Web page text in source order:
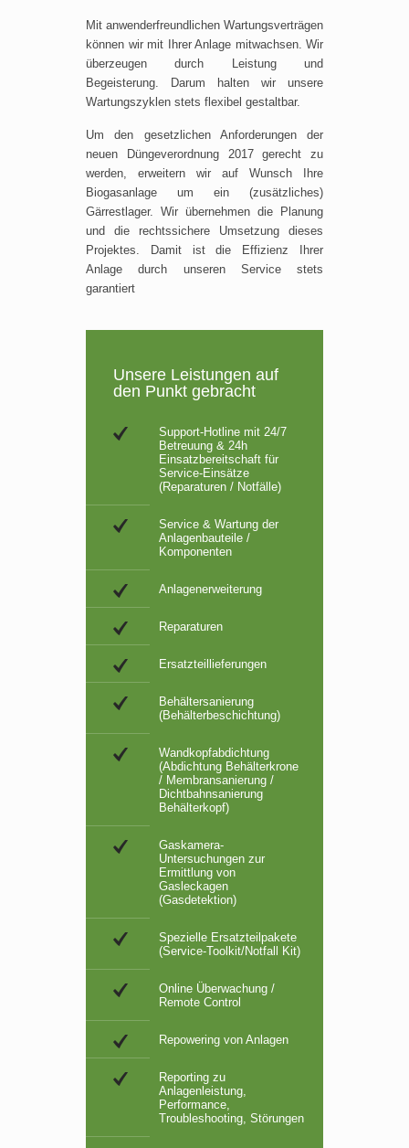
Mit anwenderfreundlichen Wartungsverträgen
können wir mit Ihrer Anlage mitwachsen. Wir
überzeugen durch Leistung und
Begeisterung. Darum halten wir unsere
Wartungszyklen stets flexibel gestaltbar.
Um den gesetzlichen Anforderungen der
neuen Düngeverordnung 2017 gerecht zu
werden, erweitern wir auf Wunsch Ihre
Biogasanlage um ein (zusätzliches)
Gärrestlager. Wir übernehmen die Planung
und die rechtssichere Umsetzung dieses
Projektes. Damit ist die Effizienz Ihrer
Anlage durch unseren Service stets
garantiert
Unsere Leistungen auf
den Punkt gebracht
Support-Hotline mit 24/7
Betreuung & 24h
Einsatzbereitschaft für
Service-Einsätze
(Reparaturen / Notfälle)
Service & Wartung der
Anlagenbauteile /
Komponenten
Anlagenerweiterung
Reparaturen
Ersatzteillieferungen
Behältersanierung
(Behälterbeschichtung)
Wandkopfabdichtung
(Abdichtung Behälterkrone
/ Membransanierung /
Dichtbahnsanierung
Behälterkopf)
Gaskamera-
Untersuchungen zur
Ermittlung von
Gasleckagen
(Gasdetektion)
Spezielle Ersatzteilpakete
(Service-Toolkit/Notfall Kit)
Online Überwachung /
Remote Control
Repowering von Anlagen
Reporting zu
Anlagenleistung,
Performance,
Troubleshooting, Störungen